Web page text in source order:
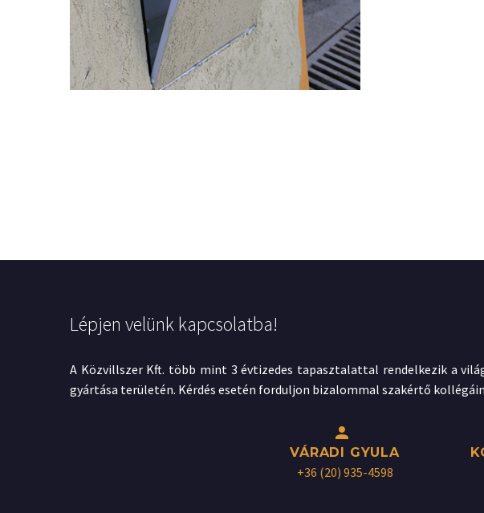
Lépjen velünk kapcsolatba!
A Közvillszer Kft. több mint 3 évtizedes tapasztalattal rendelkezik a
gyártása területén. Kérdés esetén forduljon bizalommal szakértő


VÁRADI GYULA
+36 (20) 935-4598